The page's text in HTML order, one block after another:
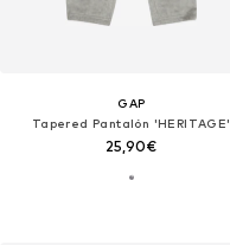
GAP
Tapered Pantalón 'HERITAGE'
25,90€